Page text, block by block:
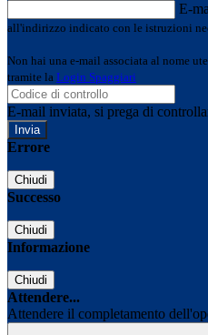
E-
all'indirizzo indicato con le istruzioni
Non hai una e-mail associata al nome
tramite la Login Spaggiari
E-mail inviata, si prega di
Errore
Chiudi
Successo
Chiudi
Informazione
Chiudi
Attendere...
Attendere il completamento